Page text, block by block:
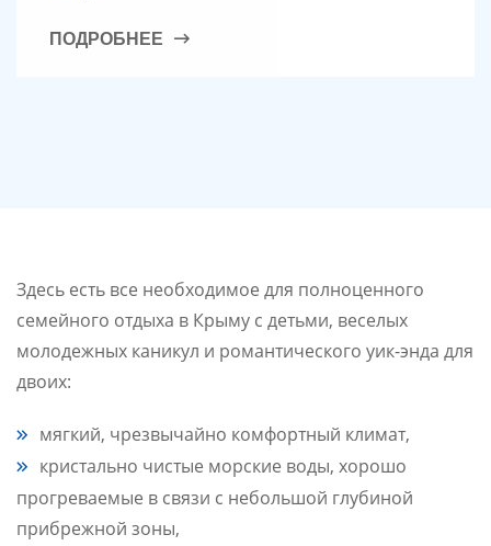
ПОДРОБНЕЕ
Здесь есть все необходимое для полноценного
семейного отдыха в Крыму с детьми, веселых
молодежных каникул и романтического уик-энда для
двоих:
мягкий, чрезвычайно комфортный климат,
кристально чистые морские воды, хорошо
прогреваемые в связи с небольшой глубиной
прибрежной зоны,